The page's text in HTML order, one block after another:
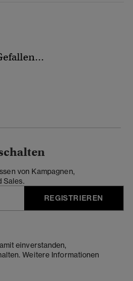
von Kampagnen,
Sales.
REGISTRIEREN
einverstanden,
Weitere Informationen